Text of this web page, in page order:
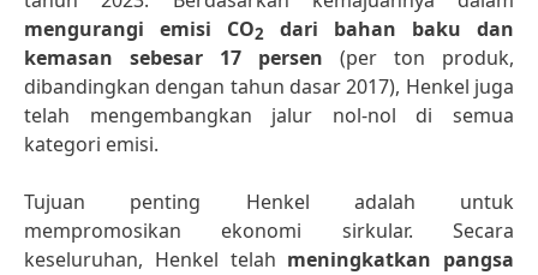
mengurangi emisi CO2
dari bahan baku dan
kemasan sebesar 17 persen (per ton produk,
dibandingkan dengan tahun dasar 2017), Henkel juga
telah mengembangkan jalur nol-nol di semua
kategori emisi.
Tujuan penting Henkel adalah untuk
mempromosikan ekonomi sirkular. Secara
keseluruhan, Henkel telah meningkatkan pangsa